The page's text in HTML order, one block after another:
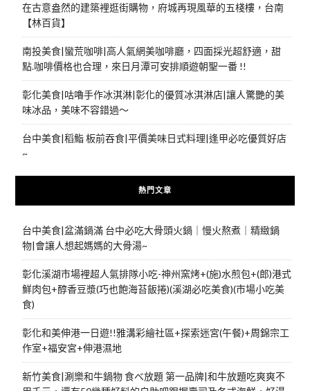
在古意盎然的建築裡逛街購物，府城再現風華的五棧樓，台南
【林百貨】
南投美食|蠻荒咖啡|高人氣網美咖啡廳，四面採光超舒適，甜
點.咖啡價格也合理，來日月潭可安排順遊朝聖一番 !!
彰化美食|咕嚕手作冰淇淋|彰化的優質冰淇淋店|讓人驚艷的美
味冰品，美味不容錯過～
台中美食|稻鮨 板前吞食|平價美味日式料理|逢甲必吃優質好店
~
熱門文章
台中美食|盆滿鍋滿 台中必吃大骨頭火鍋｜慢火熬煮｜精緻鍋
物|會讓人想起媽媽的大骨湯~
彰化溪湖市場裡超人氣排隊小吃-神州窯烤+(施)水煎包+(郎)港式
鮮肉包+醇香豆漿(巧也飽海苔飯捲)(溪湖必吃美食)(市場小吃美
食)
彰化和美伸港一日遊!!雅溝彩繪社區+探索迷宮(午餐)+周錦宗工
作室+福安宮+伸港濕地
新竹美食|涮樂和牛鍋物 食べ放題 第一品牌|和牛放題吃爽爽不